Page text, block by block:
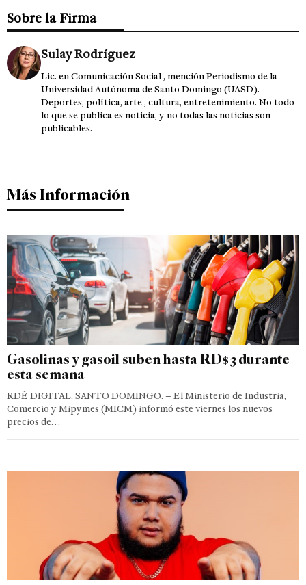
Sobre la Firma
Sulay Rodríguez
Lic. en Comunicación Social , mención Periodismo de la
Universidad Autónoma de Santo Domingo (UASD).
Deportes, política, arte , cultura, entretenimiento. No todo
lo que se publica es noticia, y no todas las noticias son
publicables.
Más Información
Gasolinas y gasoil suben hasta RD$3 durante
esta semana
RDÉ DIGITAL, SANTO DOMINGO. – El Ministerio de Industria,
Comercio y Mipymes (MICM) informó este viernes los nuevos
precios de…